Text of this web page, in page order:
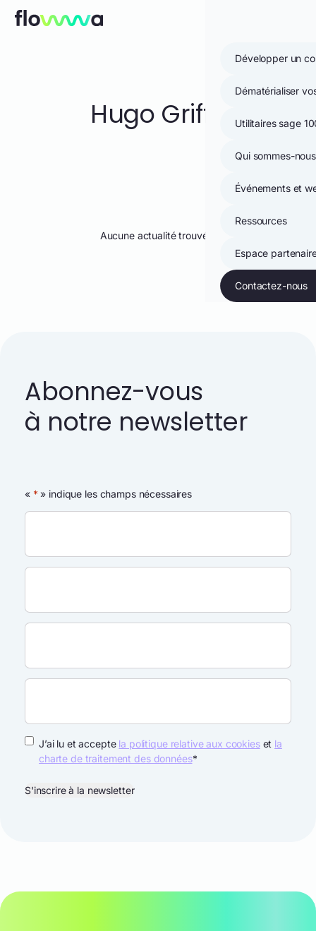
Développer un
Dématérialiser
Utilitaires sage
Qui sommes-
Événements et
Ressources
Espace
Contactez-nous
Hugo Griffe
Aucune actualité trouvée.
Abonnez-vous
à notre newsletter
« * » indique les champs nécessaires
Prénom*
Nom*
Société*
E-mail*
RGPD*
J’ai lu et accepte la politique relative aux cookieset la
charte de traitement des données*
S'inscrire à la newsletter